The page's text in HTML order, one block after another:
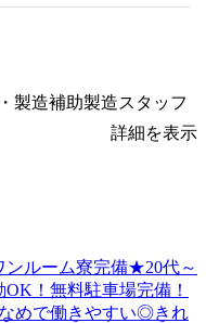
製造補助製造スタッフ
詳細を表示